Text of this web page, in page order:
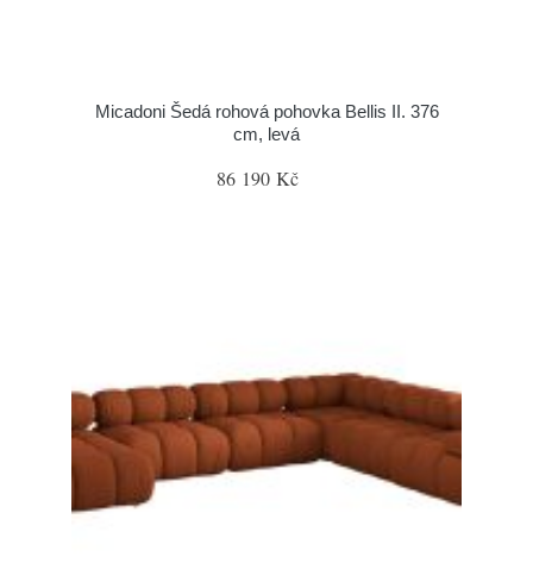
Micadoni Šedá rohová pohovka Bellis II. 376
cm, levá
86 190 Kč